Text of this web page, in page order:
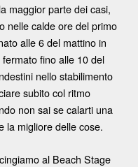
maggior parte dei casi,
nelle calde ore del primo
alle 6 del mattino in
fino alle 10 del
nello stabilimento
subito col ritmo
non sai se calarti una
la migliore delle cose.
al Beach Stage